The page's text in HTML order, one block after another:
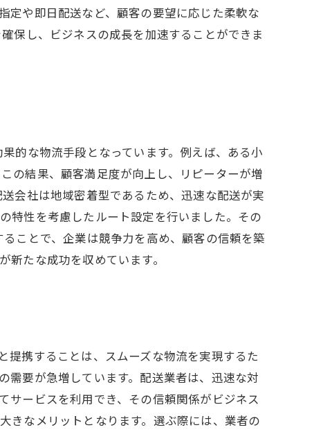
定や即日配送など、顧客の要望に応じた柔軟な
保し、ビジネスの成長を加速することができま
的な物流手段となっています。例えば、ある小
の結果、顧客満足度が向上し、リピーターが増
会社は地域密着型であるため、迅速な配送が実
特性を考慮したルート設定を行いました。その
ことで、企業は競争力を高め、顧客の信頼を築
たな成功を収めています。
提携することは、スムーズな物流を実現するた
需要が急増しています。配送業者は、迅速な対
サービスを利用でき、その信頼関係がビジネス
きなメリットとなります。選ぶ際には、業者の